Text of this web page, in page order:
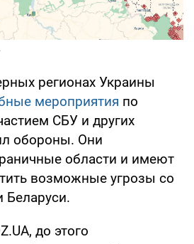
регионах Украины
мероприятия по
СБУ и других
обороны. Они
области и имеют
возможные угрозы со
Беларуси.
до этого